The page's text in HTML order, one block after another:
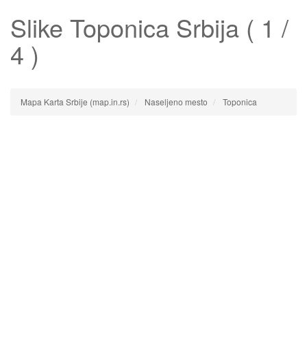
Slike Toponica Srbija ( 1 /
4 )
Mapa Karta Srbije (map.in.rs) Naseljeno mesto Toponica